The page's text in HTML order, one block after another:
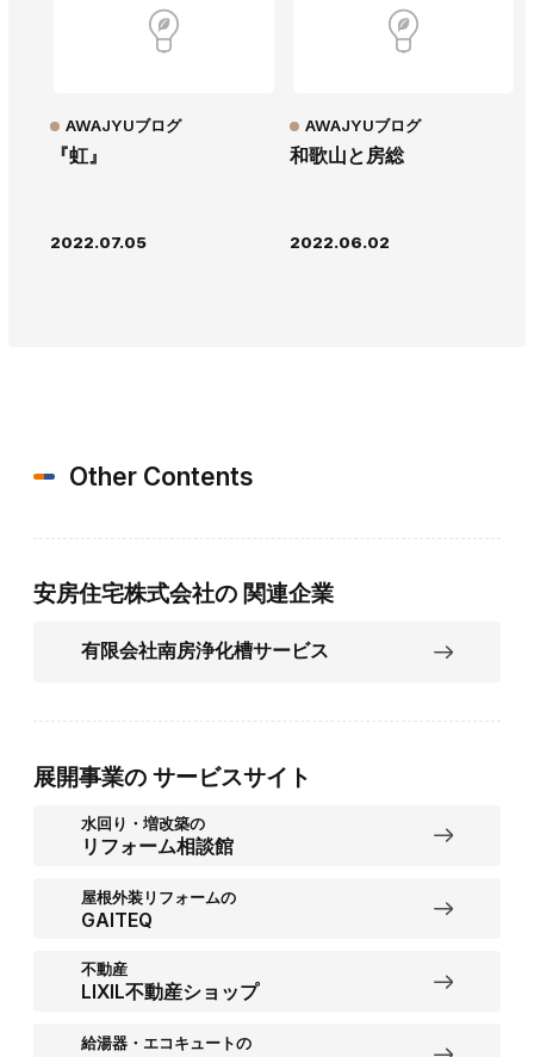
『虹』
AWAJYUブログ
2022.07.05
和歌山と房総
AWAJYUブログ
2022.06.02
Other Contents
安房住宅株式会社の 関連企業
有限会社南房浄化槽サービス
展開事業の サービスサイト
水回り・増改築の
リフォーム相談館
屋根外装リフォームの
GAITEQ
不動産
LIXIL不動産ショップ
給湯器・エコキュートの